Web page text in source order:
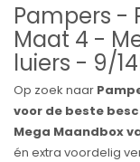
Pampers -
Maat 4 -
luiers - 9/
Op zoek naar
voor de beste
Mega Maandbox
én extra voordelig